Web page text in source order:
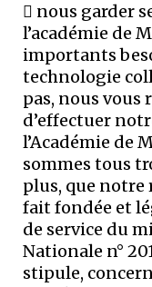
 nous garder
l’académie de
importants
technologie
pas, nous vous
d’effectuer
l’Académie de
sommes tous
plus, que notre
fait fondée et
de service du
Nationale n°
stipule,